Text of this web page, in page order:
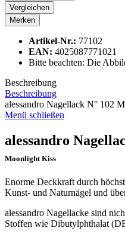
Vergleichen
Merken
Artikel-Nr.: 77102
EAN: 4025087771021
Bitte beachten: Die
Beschreibung
Beschreibung
alessandro Nagellack N° 102
Menü schließen
alessandro
Moonlight Kiss
Enorme Deckkraft durch
Kunst- und Naturnägel und
alessandro Nagellacke sind
Stoffen wie Dibutylphthalat